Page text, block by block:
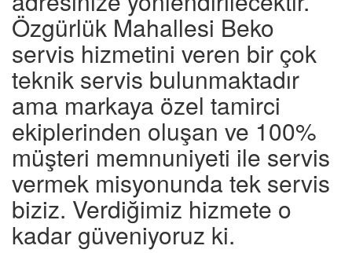
Özgürlük Mahallesi Beko
servis hizmetini veren bir çok
teknik servis bulunmaktadır
ama markaya özel tamirci
ekiplerinden oluşan ve 100%
müşteri memnuniyeti ile servis
vermek misyonunda tek servis
biziz. Verdiğimiz hizmete o
kadar güveniyoruz ki.